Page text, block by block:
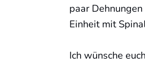
paar
Einheit mit
Ich wünsche